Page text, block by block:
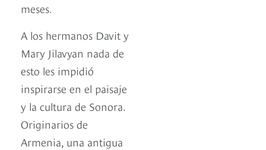
meses.
A los hermanos Davit y
Mary Jilavyan nada de
esto les impidió
inspirarse en el paisaje
y la cultura de Sonora.
Originarios de
Armenia, una antigua